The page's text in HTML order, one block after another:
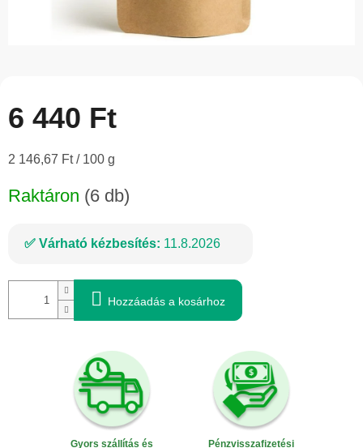
6 440 Ft
Egységár:
2 146,67 Ft / 100 g
Raktáron (6 db)
Várható kézbesítés: 11.8.2026
Hozzáadás a kosárhoz
Gyors szállítás és
Pénzvisszafizetési